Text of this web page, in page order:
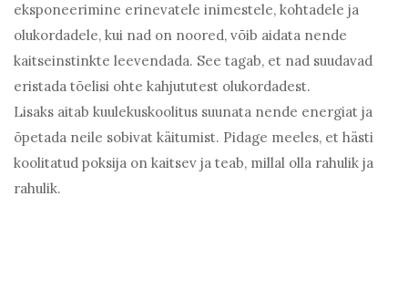
eksponeerimine erinevatele inimestele, kohtadele ja
olukordadele, kui nad on noored, võib aidata nende
kaitseinstinkte leevendada. See tagab, et nad suudavad
eristada tõelisi ohte kahjututest olukordadest.
Lisaks aitab kuulekuskoolitus suunata nende energiat ja
õpetada neile sobivat käitumist. Pidage meeles, et hästi
koolitatud poksija on kaitsev ja teab, millal olla rahulik ja
rahulik.